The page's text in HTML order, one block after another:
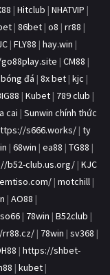
| Hitclub | NHATVIP |
| 86bet | o8 | rr88 |
| FLY88 | hay.win |
| CM88 |
đá | 8x bet | kjc |
| Kubet | 789 club |
cai | Sunwin chính thức
s666.works/ | ty
| 68win | ea88 | TG88 |
b52-club.us.org/ | KJC
| motchill |
| AO88 |
| 78win | B52club |
| 78win | sv368 |
| https://shbet-
| kubet |